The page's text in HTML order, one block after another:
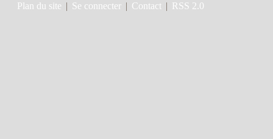
Plan du site | Se connecter | Contact | RSS 2.0